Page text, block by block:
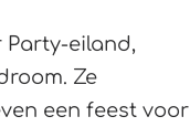
Party-eiland,
Ze
een feest voor